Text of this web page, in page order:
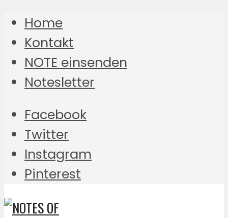
Home
Kontakt
NOTE einsenden
Notesletter
Facebook
Twitter
Instagram
Pinterest